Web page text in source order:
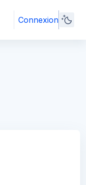
Connexion